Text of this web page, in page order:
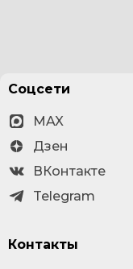
Соцсети
MAX
Дзен
ВКонтакте
Telegram
Контакты